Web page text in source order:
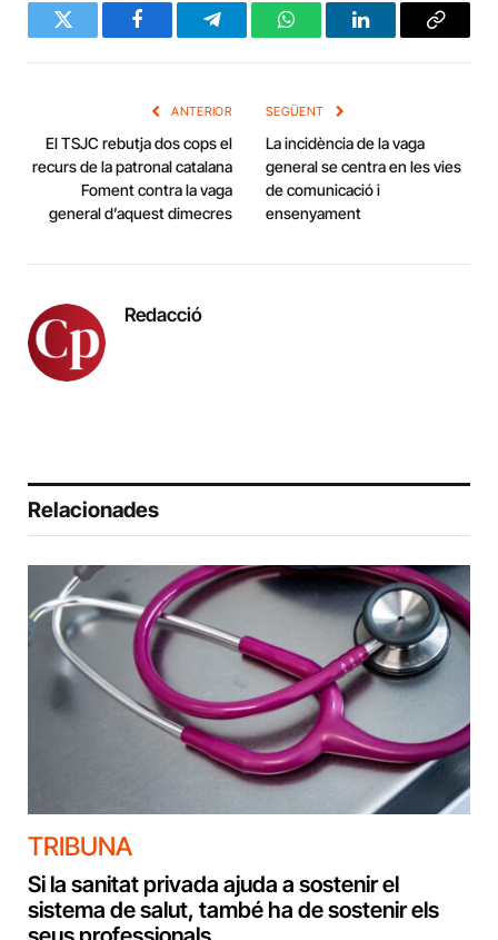
Twitter FacebookTelegramWhatsAppLinkedInCopy
ANTERIOR
El TSJC rebutja dos cops el
recurs de la patronal catalana
Foment contra la vaga
general d’aquest dimecres
SEGÜENT
La incidència de la vaga
general se centra en les vies
de comunicació i
ensenyament
Redacció
Relacionades
TRIBUNA
Si la sanitat privada ajuda a sostenir el
sistema de salut, també ha de sostenir els